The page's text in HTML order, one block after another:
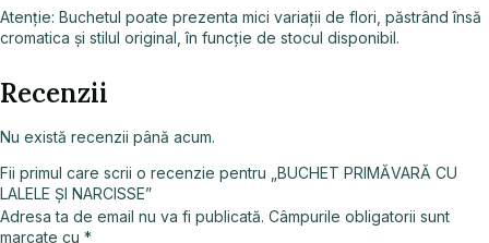
Atenție: Buchetul poate prezenta mici variații de flori, păstrând însă
cromatica și stilul original, în funcție de stocul disponibil.
Recenzii
Nu există recenzii până acum.
Fii primul care scrii o recenzie pentru „BUCHET PRIMĂVARĂ CU
LALELE ȘI NARCISSE”
Adresa ta de email nu va fi publicată. Câmpurile obligatorii sunt
marcate cu *